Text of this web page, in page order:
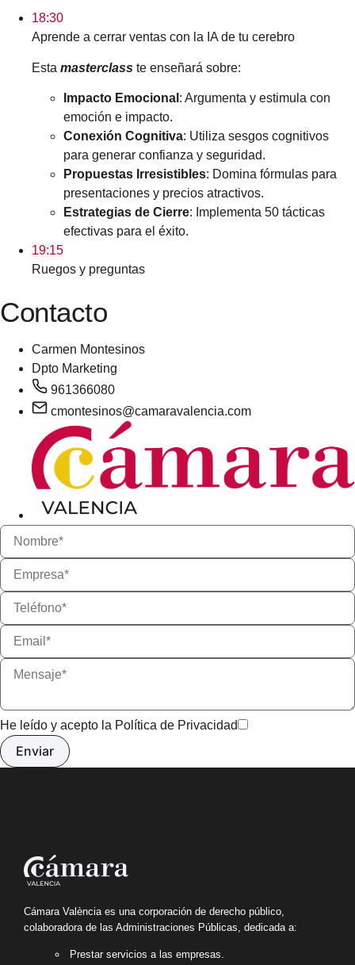
18:30
Aprende a cerrar ventas con la IA de tu cerebro
Esta masterclass te enseñará sobre:
Impacto Emocional : Argumenta y estimula con
emoción e impacto.
Conexión Cognitiva: Utiliza sesgos cognitivos
para generar confianza y seguridad.
Propuestas Irresistibles: Domina fórmulas para
presentaciones y precios atractivos.
Estrategias de Cierre: Implementa 50 tácticas
efectivas para el éxito.
19:15
Ruegos y preguntas
Contacto
Carmen Montesinos
Dpto Marketing
961366080
cmontesinos@camaravalencia.com
He leído y acepto la Política de Privacidad
Cámara València es una corporación de derecho público,
colaboradora de las Administraciones Públicas, dedicada a:
Prestar servicios a las empresas.